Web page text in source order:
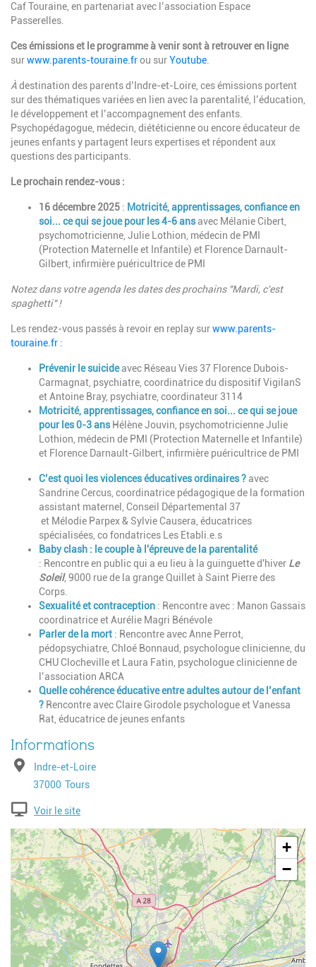
Caf Touraine, en partenariat avec l’association Espace
Passerelles.
Ces émissions et le programme à venir sont à retrouver en ligne
surwww.parents-touraine.frou surYoutube
Àdestination des parents d’Indre-et-Loire, ces émissions portent
sur des thématiques variées en lien avec la parentalité, l’éducation,
le développement et l’accompagnement des enfants.
Psychopédagogue, médecin, diététicienne ou encore éducateur de
jeunes enfants y partagent leurs expertises et répondent aux
questions des participants.
Le prochain rendez-vous :
16 décembre 2025 : Motricité, apprentissages, confiance en
soi... ce qui se joue pour les 4-6 ansavec Mélanie Cibert,
psychomotricienne, Julie Lothion, médecin de PMI
(Protection Maternelle et Infantile) et Florence Darnault-
Gilbert, infirmière puéricultrice de PMI
Notez dans votre agenda les dates des prochains "Mardi, c'est
spaghetti" !
Les rendez-vous passés à revoir en replay surwww.parents-
touraine.fr :
Prévenir le suicideavec Réseau Vies 37 Florence Dubois-
Carmagnat, psychiatre, coordinatrice du dispositif VigilanS
et Antoine Bray, psychiatre, coordinateur 3114
Motricité, apprentissages, confiance en soi... ce qui se joue
pour les 0-3 ans Hélène Jouvin, psychomotricienne Julie
Lothion, médecin de PMI (Protection Maternelle et Infantile)
et Florence Darnault-Gilbert, infirmière puéricultrice de PMI
C’est quoi les violences éducatives ordinaires ?avec
Sandrine Cercus, coordinatrice pédagogique de la formation
assistant maternel, Conseil Départemental 37
et Mélodie Parpex & Sylvie Causera, éducatrices
spécialisées, co fondatrices Les Etabli.e.s
Baby clash : le couple à l'épreuve de la parentalité
: Rencontre en public qui a eu lieu à la guinguette d'hiver Le
Soleil, 9000 rue de la grange Quillet à Saint Pierre des
Corps.
Sexualité et contraception : Rencontre avec : Manon Gassais
coordinatrice et Aurélie Magri Bénévole
Parler de la mort : Rencontre avec Anne Perrot,
pédopsychiatre, Chloé Bonnaud, psychologue clinicienne, du
CHU Clocheville et Laura Fatin, psychologue clinicienne de
l’association ARCA
Quelle cohérence éducative entre adultes autour de l’enfant
? Rencontre avec Claire Girodole psychologue et Vanessa
Rat, éducatrice de jeunes enfants
AdresseIndre-et-Loire
Code postal
37000 Ville
Tours
Voir le site
Geolocalisation
+
−